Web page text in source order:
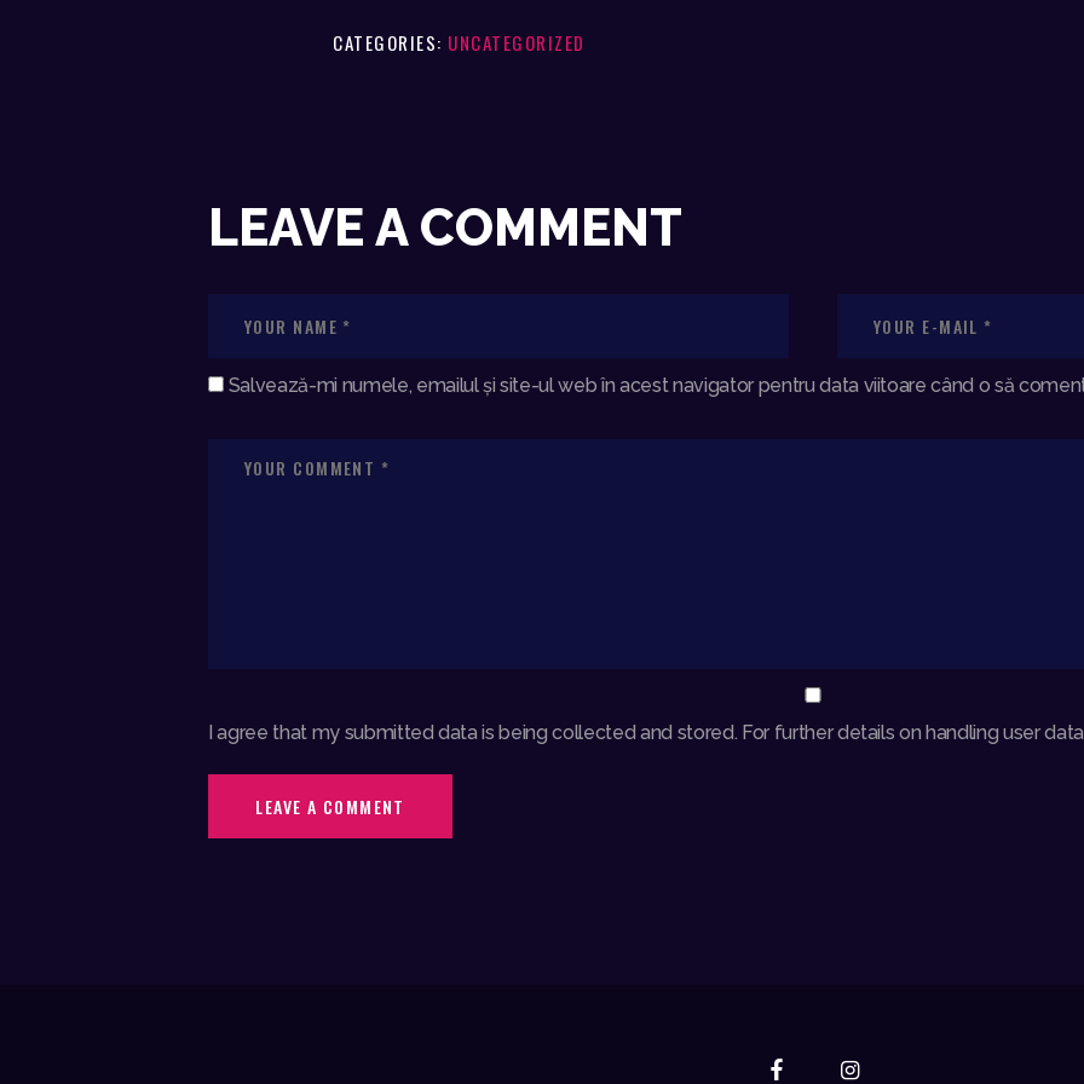
CATEGORIES: UNCATEGORIZED
LEAVE A COMMENT
Salvează-mi numele, emailul și site-ul web în acest navigator pentru data viitoare când o să
I agree that my submitted data is being collected and stored. For further details on handling user